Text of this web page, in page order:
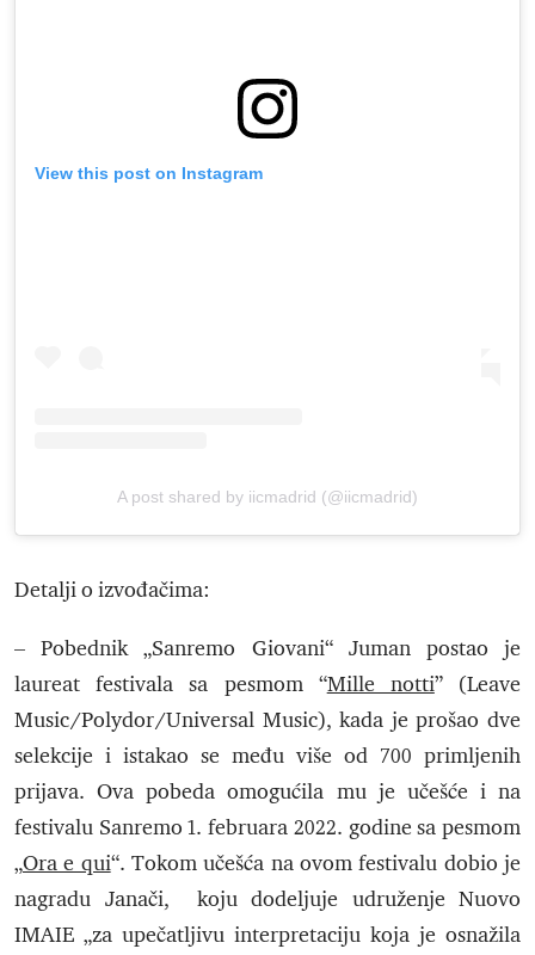
View this post on Instagram
A post shared by iicmadrid (@iicmadrid)
Detalji o izvođačima:
– Pobednik „Sanremo Giovani“ Juman postao je
laureat festivala sa pesmom “Mille notti” (Leave
Music/Polydor/Universal Music), kada je prošao dve
selekcije i istakao se među više od 700 primljenih
prijava. Ova pobeda omogućila mu je učešće i na
festivalu Sanremo 1. februara 2022. godine sa pesmom
„Ora e qui“. Tokom učešća na ovom festivalu dobio je
nagradu Janači, koju dodeljuje udruženje Nuovo
IMAIE „za upečatljivu interpretaciju koja je osnažila